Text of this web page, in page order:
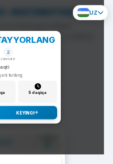
UZ
MATEMATIKA
tomonga tortiladi.
tomonga siljiydi va darhol
chiqadi.
2
Jamoalar
tanlang
5 daqiqa
KEYINGI